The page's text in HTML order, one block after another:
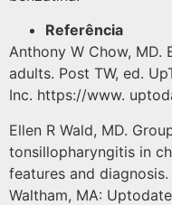
Referência
Anthony W Chow, MD.
adults. Post TW, ed.
Inc. https://www.
Ellen R Wald, MD.
tonsillopharyngitis in
features and diagnosis.
Waltham, MA: